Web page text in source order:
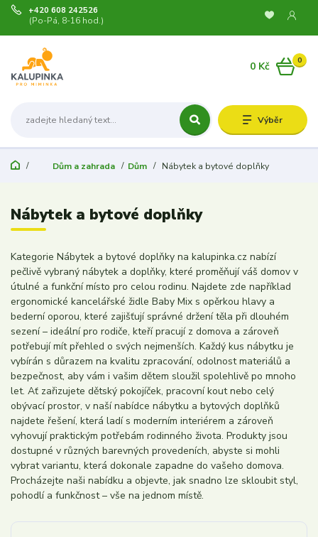
Výběr
+420 608 242526
(Po-Pá, 8-16 hod.)
0
0 Kč
Dům a zahrada Dům Nábytek a bytové doplňky
Nábytek a bytové doplňky
Kategorie Nábytek a bytové doplňky na kalupinka.cz nabízí
pečlivě vybraný nábytek a doplňky, které proměňují váš domov v
útulné a funkční místo pro celou rodinu. Najdete zde například
ergonomické kancelářské židle Baby Mix s opěrkou hlavy a
bederní oporou, které zajišťují správné držení těla při dlouhém
sezení – ideální pro rodiče, kteří pracují z domova a zároveň
potřebují mít přehled o svých nejmenších. Každý kus nábytku je
vybírán s důrazem na kvalitu zpracování, odolnost materiálů a
bezpečnost, aby vám i vašim dětem sloužil spolehlivě po mnoho
let. Ať zařizujete dětský pokojíček, pracovní kout nebo celý
obývací prostor, v naší nabídce nábytku a bytových doplňků
najdete řešení, která ladí s moderním interiérem a zároveň
vyhovují praktickým potřebám rodinného života. Produkty jsou
dostupné v různých barevných provedeních, abyste si mohli
vybrat variantu, která dokonale zapadne do vašeho domova.
Procházejte naši nabídku a objevte, jak snadno lze skloubit styl,
pohodlí a funkčnost – vše na jednom místě.